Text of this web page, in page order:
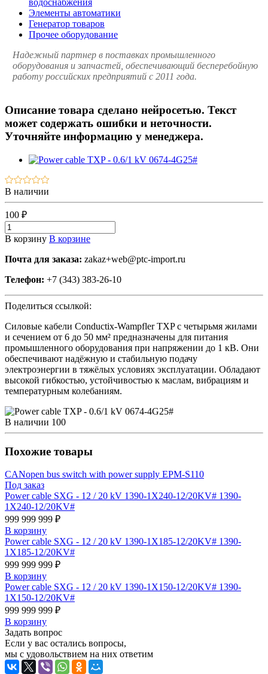
Элементы автоматики
Генератор товаров
Прочее оборудование
Надежный партнер в поставках промышленного
оборудования и запчастей, обеспечивающий бесперебойную
работу российских предприятий с 2011 года.
Описание товара сделано нейросетью. Текст
может содержать ошибки и неточности.
Уточняйте информацию у менеджера.
В наличии
100 ₽
В корзину В корзине
Почта для заказа: zakaz+web@ptc-import.ru
Телефон: +7 (343) 383-26-10
Поделиться ссылкой:
Силовые кабели Conductix-Wampfler TXP с четырьмя жилами
и сечением от 6 до 50 мм² предназначены для питания
промышленного оборудования при напряжении до 1 кВ. Они
обеспечивают надёжную и стабильную подачу
электроэнергии в тяжёлых условиях эксплуатации. Обладают
высокой гибкостью, устойчивостью к маслам, вибрациям и
температурным колебаниям.
В наличии 100
Похожие товары
CANopen bus switch with power supply EPM-S110
Под заказ
Power cable SXG - 12 / 20 kV 1390-1X240-12/20KV# 1390-
1X240-12/20KV#
999 999 999 ₽
В корзину
Power cable SXG - 12 / 20 kV 1390-1X185-12/20KV# 1390-
1X185-12/20KV#
999 999 999 ₽
В корзину
Power cable SXG - 12 / 20 kV 1390-1X150-12/20KV# 1390-
1X150-12/20KV#
999 999 999 ₽
В корзину
Задать вопрос
Если у вас остались вопросы,
мы с удовольствием на них ответим